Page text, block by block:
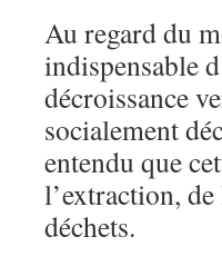
Au regard du
indispensable
décroissance
socialement
entendu que
l’extraction,
déchets.